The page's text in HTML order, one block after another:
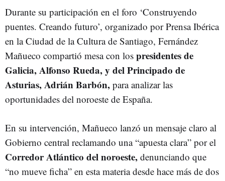
Durante su participación en el foro ‘Construyendo
puentes. Creando futuro’, organizado por Prensa Ibérica
en la Ciudad de la Cultura de Santiago, Fernández
Mañueco compartió mesa con los presidentes de
Galicia, Alfonso Rueda, y del Principado de
Asturias, Adrián Barbón, para analizar las
oportunidades del noroeste de España.
En su intervención, Mañueco lanzó un mensaje claro al
Gobierno central reclamando una “apuesta clara” por el
Corredor Atlántico del noroeste, denunciando que
“no mueve ficha” en esta materia desde hace más de dos